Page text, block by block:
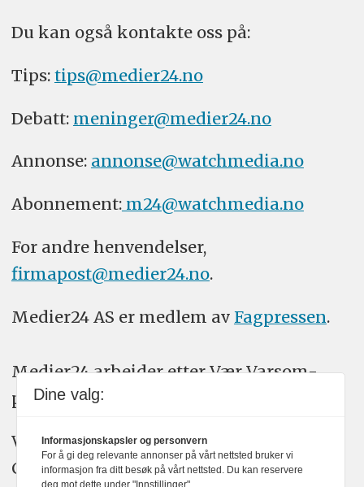
Du kan også kontakte oss på:
Tips: tips@medier24.no
Debatt: meninger@medier24.no
Annonse: annonse@watchmedia.no
Abonnement:m24@watchmedia.no
For andre henvendelser,
firmapost@medier24.no.
Medier24 AS er medlem av Fagpressen.
Medier24 arbeider etter Vær Varsom-
plakatens regler for god presseskikk.
Vi bruker KI-verktøy som ChatGPT,
Claude, og Gemini i journalistikken vår.
Dine valg:
Informasjonskapsler og personvern
For å gi deg relevante annonser på vårt nettsted bruker vi
informasjon fra ditt besøk på vårt nettsted. Du kan reservere
deg mot dette under "Innstillinger".